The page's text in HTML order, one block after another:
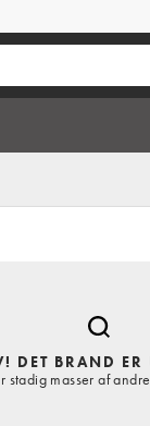
DET BRAND ER
stadig masser af